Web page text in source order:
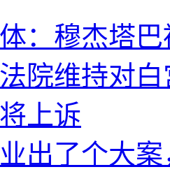
：穆杰塔
院维持对
上诉
出了个大